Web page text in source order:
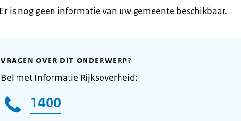
Informatie:
Er is nog geen informatie van uw gemeente beschikbaar.
VRAGEN OVER DIT ONDERWERP?
Bel met Informatie Rijksoverheid:
1400